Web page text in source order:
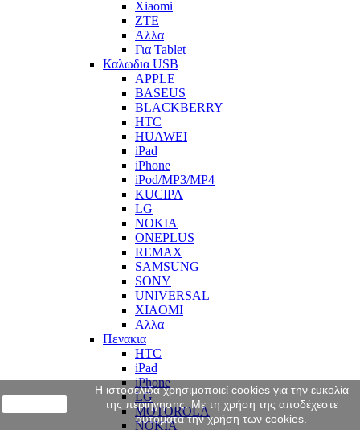
Xiaomi
ZTE
Αλλα
Για Tablet
Καλωδια USB
APPLE
BASEUS
BLACKBERRY
HTC
HUAWEI
iPad
iPhone
iPod/MP3/MP4
KUCIPA
LG
NOKIA
ONEPLUS
REMAX
SAMSUNG
SONY
UNIVERSAL
XIAOMI
Αλλα
Πενακια
HTC
iPad
iPhone
LG
MOTOROLA
NOKIA
Η ιστοσελίδα χρησιμοποιεί cookies για την ευκολία
της περιήγησης. Με τη χρήση της αποδέχεστε
αυτόματα την χρήση των cookies.